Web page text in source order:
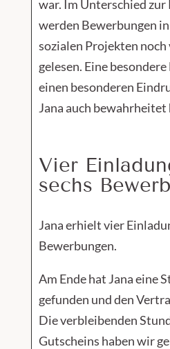
war. Im Unterschied
werden Bewerbungen
sozialen Projekten noch
gelesen. Eine
einen besonderen
Jana auch bewahrheitet
Vier
sechs
Jana erhielt vier
Bewerbungen.
Am Ende hat Jana eine
gefunden und den
Die verbleibenden
Gutscheins haben wir